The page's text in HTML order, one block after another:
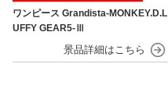
ワンピース Grandista-MONKEY.D.L
UFFY GEAR5-Ⅲ